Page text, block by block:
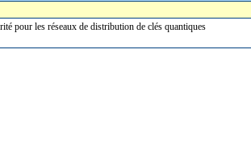
pour les réseaux de distribution de clés quantiques